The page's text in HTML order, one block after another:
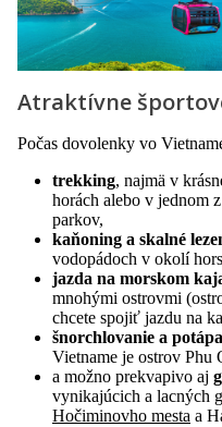
Atraktívne
Počas dovolenky vo
trekking, najmä v
horách alebo v jednom
parkov,
kaňoning a skalné
vodopádoch v okolí
jazda na morskom
mnohými ostrovmi
chcete spojiť jazdu na
šnorchlovanie a
Vietname je ostrov Phu
a možno prekvapivo aj
vynikajúcich a lacných
Hočiminovho mesta a